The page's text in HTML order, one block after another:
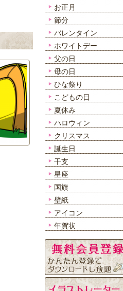
お正月
節分
バレンタイン
ホワイトデー
父の日
母の日
ひな祭り
こどもの日
夏休み
ハロウィン
クリスマス
誕生日
干支
星座
国旗
壁紙
アイコン
年賀状